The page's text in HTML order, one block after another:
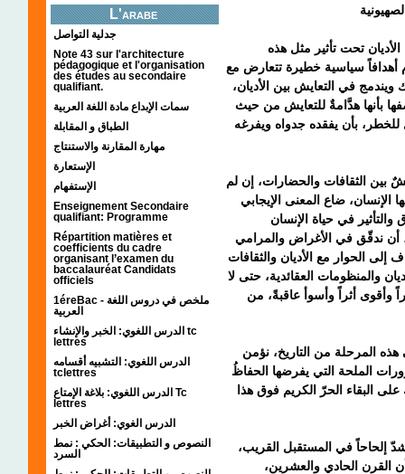
L'arabe
جدلية التواصل
Note 43 sur l'architecture
pédagogique et l'organisation
des études au secondaire
qualifiant.
سمات الإبداع مادة اللغة العربية
الطباق و المقابلة
مهارة المقارنة والاستنتاج
الإستعارة
الإستفهام
Enseignement Secondaire
qualifiant: Programme
Répartition matières et
coefficients du cadre
organisant l’examen du
baccalauréat Candidats
officiels
1éreBac - ملخص في دروس اللغة
العربية
الدرس اللغوي: الخبر والإنشاء tc
lettres
الدرس اللغوي: التشبيه أقسامه
tclettres
الدرس اللغوي: بلاغة الإمتاع Tc
lettres
الدرس الغوي: أغراض الخبر
النصوص و التطبيقات: الحكي : نمط
السرد
تحت تأثير مثل هذه
أهدافاً سياسية خطيرة تتعارض مع
في التعايش بين الأديان،
بأنها هدَّامةٌ للتعايش من حيث
بأن يفقده جدواه ويفرغه
بين الثقافات والحضارات، إن لم
ضاع المعنى الإيجابي
في حياة الإنسان
أن ندقّق في الأغراض والمرامي
الحوار مع الأديان والثقافات
والمنظومات العقائدية، حتى لا
وأقوى أثراً وأسوأ عاقبةً، من
هذه المرحلة من التاريخ، نؤمن
الملحة التي يفرضها الحفاظُ
البقاء الحرّ الكريم فوق هذا
إلحاحاً في المستقبل القريب،
القرن الحادي والعشرين،